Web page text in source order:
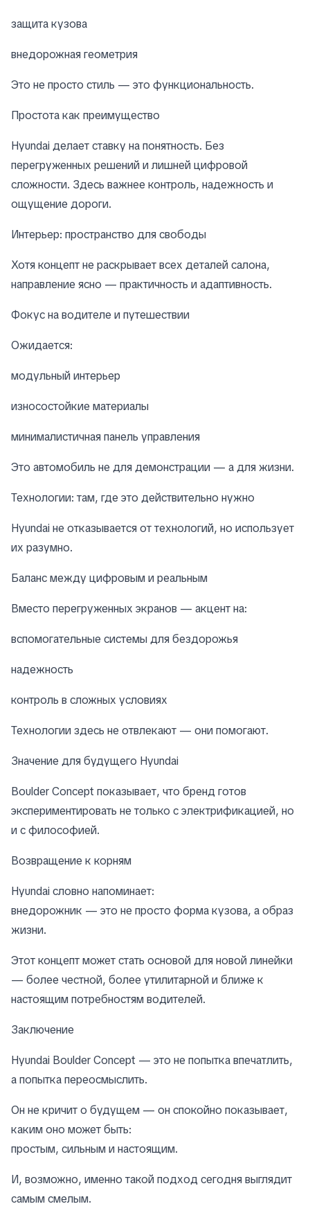
защита кузова
внедорожная геометрия
Это не просто стиль — это функциональность.
Простота как преимущество
Hyundai делает ставку на понятность. Без
перегруженных решений и лишней цифровой
сложности. Здесь важнее контроль, надежность и
ощущение дороги.
Интерьер: пространство для свободы
Хотя концепт не раскрывает всех деталей салона,
направление ясно — практичность и адаптивность.
Фокус на водителе и путешествии
Ожидается:
модульный интерьер
износостойкие материалы
минималистичная панель управления
Это автомобиль не для демонстрации — а для жизни.
Технологии: там, где это действительно нужно
Hyundai не отказывается от технологий, но использует
их разумно.
Баланс между цифровым и реальным
Вместо перегруженных экранов — акцент на:
вспомогательные системы для бездорожья
надежность
контроль в сложных условиях
Технологии здесь не отвлекают — они помогают.
Значение для будущего Hyundai
Boulder Concept показывает, что бренд готов
экспериментировать не только с электрификацией, но
и с философией.
Возвращение к корням
Hyundai словно напоминает:
внедорожник — это не просто форма кузова, а образ
жизни.
Этот концепт может стать основой для новой линейки
— более честной, более утилитарной и ближе к
настоящим потребностям водителей.
Заключение
Hyundai Boulder Concept — это не попытка впечатлить,
а попытка переосмыслить.
Он не кричит о будущем — он спокойно показывает,
каким оно может быть:
простым, сильным и настоящим.
И, возможно, именно такой подход сегодня выглядит
самым смелым.